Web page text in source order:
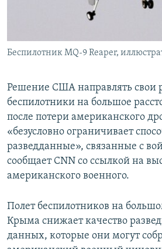
Все сайты RFE/RL
Беспилотник MQ-9 Reaper,
Решение США направлять свои
беспилотники на большое
после потери американского
«безусловно ограничивает
разведданные», связанные с
сообщает CNN со ссылкой на
американского военного.
Полет беспилотников на
Крыма снижает качество
данных, которые они могут